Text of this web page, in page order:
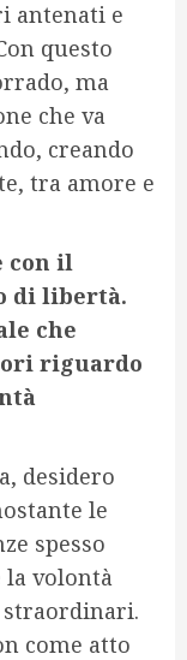
antenati e
questo
ma
che va
creando
tra amore e
con il
di libertà.
che
riguardo
desidero
le
spesso
volontà
come atto